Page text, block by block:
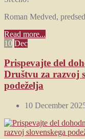
Roman Medved,
Read more...
10 Dec
Prispevajte del
Društvu za razvoj
podeželja
10 December